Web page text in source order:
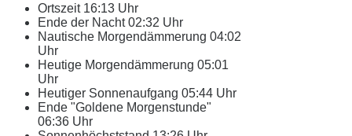
Ortszeit 16:13 Uhr
Ende der Nacht02:32 Uhr
Nautische Morgendämmerung 04:02
Uhr
Heutige Morgendämmerung 05:01
Uhr
Heutiger Sonnenaufgang 05:44 Uhr
Ende "Goldene Morgenstunde"
06:36 Uhr